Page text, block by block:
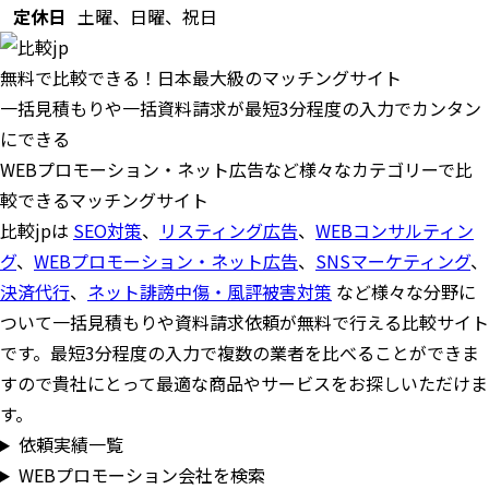
定休日 土曜、日曜、祝日
無料で比較できる！日本最大級のマッチングサイト
一括見積もりや一括資料請求が最短3分程度の入力でカンタン
にできる
WEBプロモーション・ネット広告など様々なカテゴリーで比
較できるマッチングサイト
比較jpは SEO対策、 リスティング広告、 WEBコンサルティン
グ、 WEBプロモーション・ネット広告、 SNSマーケティング、
決済代行、 ネット誹謗中傷・風評被害対策 など様々な分野に
ついて一括見積もりや資料請求依頼が無料で行える比較サイト
です。最短3分程度の入力で複数の業者を比べることができま
すので貴社にとって最適な商品やサービスをお探しいただけま
す。
依頼実績一覧
WEBプロモーション会社を検索